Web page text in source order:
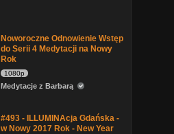
Noworoczne Odnowienie Wstęp
do Serii 4 Medytacji na Nowy
Rok
1080p
Medytacje z Barbarą
#493 - ILLUMINAcja Gdańska -
w Nowy 2017 Rok - New Year